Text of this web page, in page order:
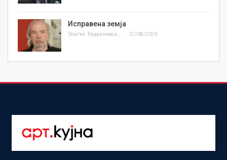
Исправена земја
Златко Теодосиевски 07/08/2026